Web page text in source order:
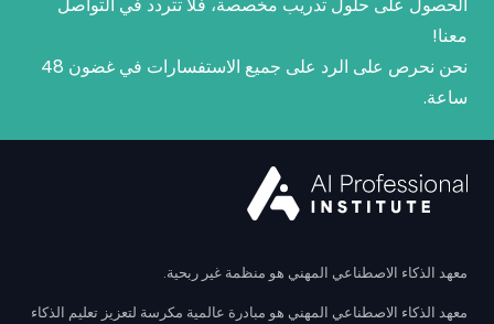
معنا!
نحن نحرص على الرد على جميع الاستفسارات في غضون 48
ساعة.
معهد الذكاء الاصطناعي المهني هو منظمة غير ربحية.
معهد الذكاء الاصطناعي المهني هو مبادرة عالمية مكرسة لتعزيز تعليم الذكاء